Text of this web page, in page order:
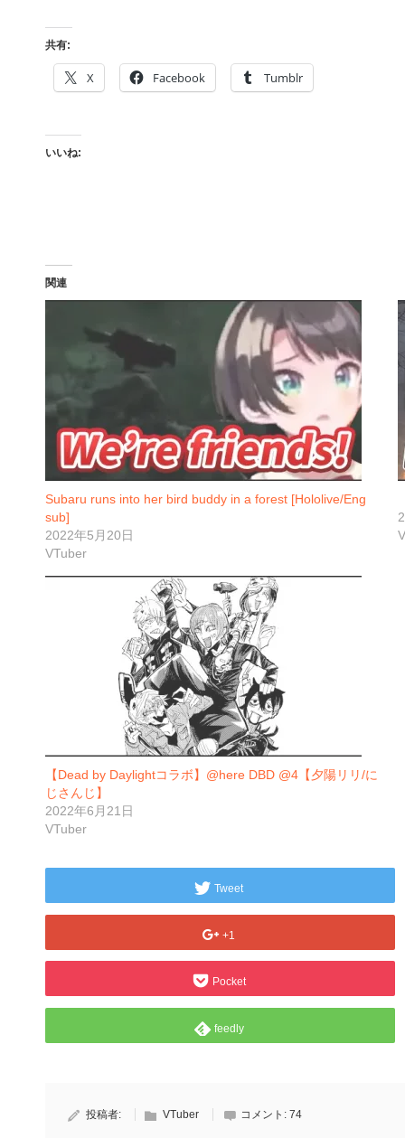
共有:
X Facebook Tumblr
いいね:
関連
Subaru runs into her bird buddy in a forest [Hololive/Eng
sub]
2022年5月20日
VTuber
【Dead by Daylightコラボ】@here DBD @4【夕陽リリ/に
じさんじ】
2022年6月21日
VTuber
Tweet
+1
Pocket
feedly
投稿者: VTuber コメント: 74